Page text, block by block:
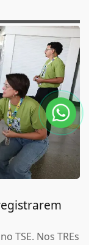
TSE. Nos TREs